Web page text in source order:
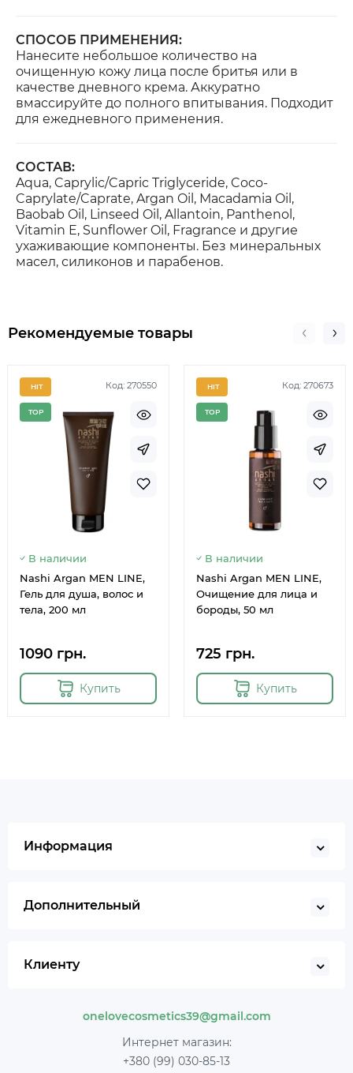
СПОСОБ ПРИМЕНЕНИЯ:
Нанесите небольшое количество на
очищенную кожу лица после бритья или в
качестве дневного крема. Аккуратно
вмассируйте до полного впитывания. Подходит
для ежедневного применения.
СОСТАВ:
Aqua, Caprylic/Capric Triglyceride, Coco-
Caprylate/Caprate, Argan Oil, Macadamia Oil,
Baobab Oil, Linseed Oil, Allantoin, Panthenol,
Vitamin E, Sunflower Oil, Fragrance и другие
ухаживающие компоненты. Без минеральных
масел, силиконов и парабенов.
Рекомендуемые товары
Код: 270550
HIT
TOP
В наличии
Nashi Argan MEN LINE,
Гель для душа, волос и
тела, 200 мл
1090 грн.
Купить
Код: 270673
HIT
TOP
В наличии
Nashi Argan MEN LINE,
Очищение для лица и
бороды, 50 мл
725 грн.
Купить
Информация
Дополнительный
Клиенту
onelovecosmetics39@gmail.com
Интернет магазин:
+380 (99) 030-85-13